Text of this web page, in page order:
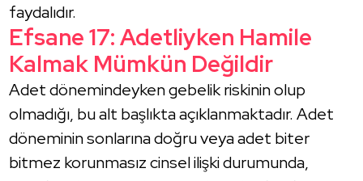
faydalıdır.
Efsane 17: Adetliyken Hamile
Kalmak Mümkün Değildir
Adet dönemindeyken gebelik riskinin olup
olmadığı, bu alt başlıkta açıklanmaktadır. Adet
döneminin sonlarına doğru veya adet biter
bitmez korunmasız cinsel ilişki durumunda,